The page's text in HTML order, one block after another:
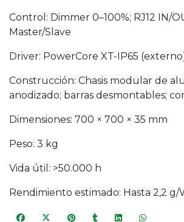
Control: Dimmer 0–100%; RJ12 IN/
Master/Slave
Driver: PowerCore XT-IP65
Construcción: Chasis modular de
anodizado; barras desmontables;
Dimensiones: 700 × 700 × 35 mm
Peso: 3 kg
Vida útil: >50.000 h
Rendimiento estimado: Hasta 2,2 g/